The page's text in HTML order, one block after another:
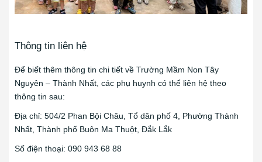
Thông tin liên hệ
Để biết thêm thông tin chi tiết về Trường Mầm Non Tây
Nguyên – Thành Nhất, các phụ huynh có thể liên hệ theo
thông tin sau:
Địa chỉ: 504/2 Phan Bội Châu, Tổ dân phố 4, Phường Thành
Nhất, Thành phố Buôn Ma Thuột, Đắk Lắk
Số điện thoại: 090 943 68 88